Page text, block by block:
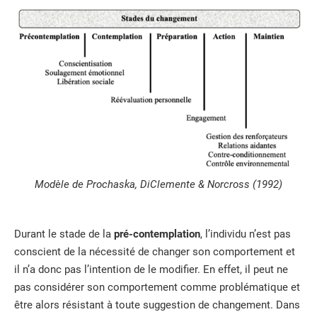
Modèle de Prochaska, DiClemente & Norcross (1992)
Durant le stade de la pré-contemplation, l’individu n’est pas
conscient de la nécessité de changer son comportement et
il n’a donc pas l’intention de le modifier. En effet, il peut ne
pas considérer son comportement comme problématique et
être alors résistant à toute suggestion de changement. Dans